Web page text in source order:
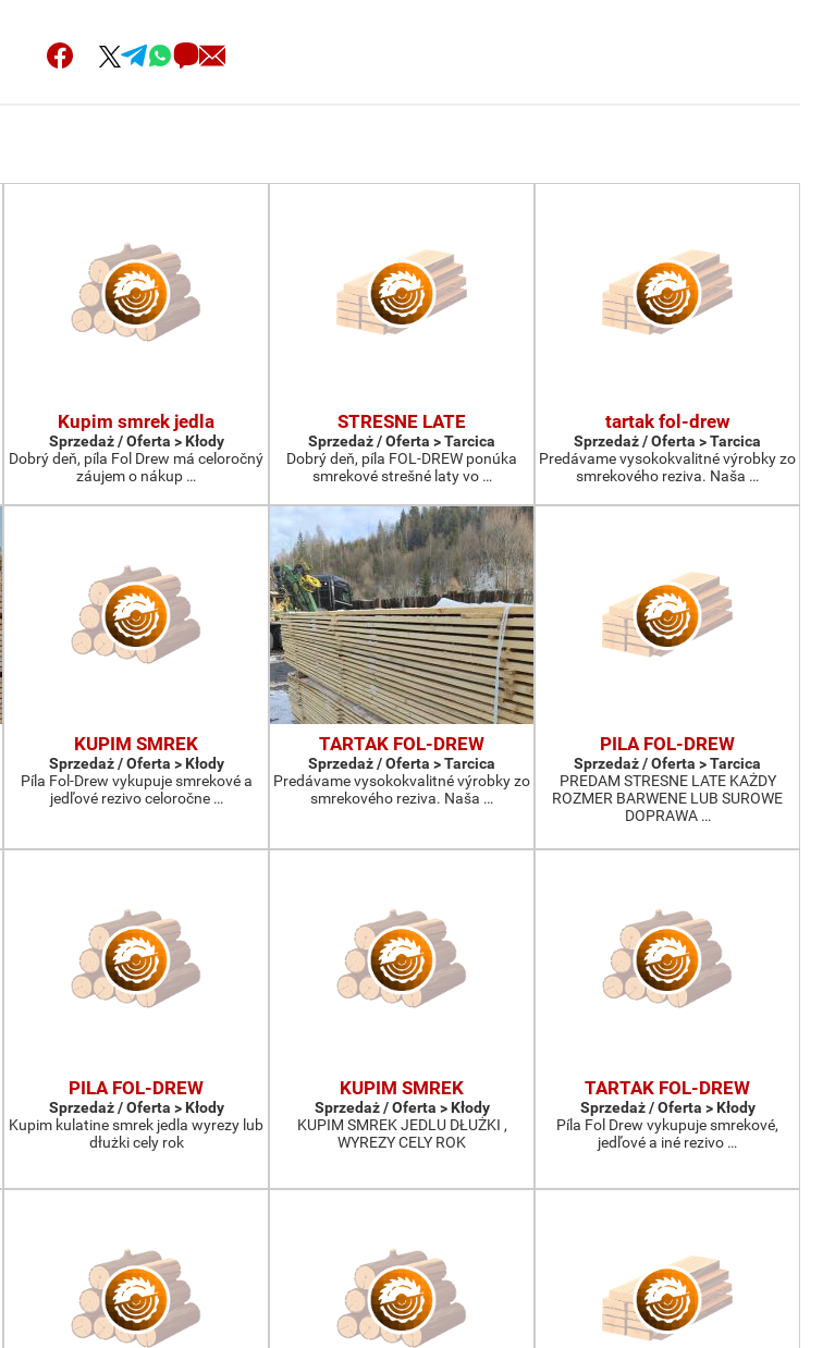
Kupim smrek jedla
Sprzedaż / Oferta > Kłody
Dobrý deň, píla Fol Drew má celoročný
záujem o nákup …
STRESNE LATE
Sprzedaż / Oferta > Tarcica
Dobrý deň, píla FOL-DREW ponúka
smrekové strešné laty vo …
tartak fol-drew
Sprzedaż / Oferta > Tarcica
Predávame vysokokvalitné výrobky zo
smrekového reziva. Naša …
KUPIM SMREK
Sprzedaż / Oferta > Kłody
Píla Fol-Drew vykupuje smrekové a
jedľové rezivo celoročne …
TARTAK FOL-DREW
Sprzedaż / Oferta > Tarcica
Predávame vysokokvalitné výrobky zo
smrekového reziva. Naša …
PILA FOL-DREW
Sprzedaż / Oferta > Tarcica
PREDAM STRESNE LATE KAŻDY
ROZMER BARWENE LUB SUROWE
DOPRAWA …
PILA FOL-DREW
Sprzedaż / Oferta > Kłody
Kupim kulatine smrek jedla wyrezy lub
dłużki cely rok
KUPIM SMREK
Sprzedaż / Oferta > Kłody
KUPIM SMREK JEDLU DŁUŻKI ,
WYREZY CELY ROK
TARTAK FOL-DREW
Sprzedaż / Oferta > Kłody
Píla Fol Drew vykupuje smrekové,
jedľové a iné rezivo …